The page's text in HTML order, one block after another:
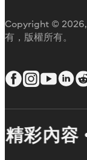
Copyright ©
有，版權所有。
彩內容